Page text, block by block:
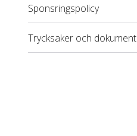
Sponsringspolicy
Trycksaker och dokument